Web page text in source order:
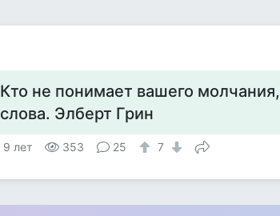
Кто не понимает вашего
слова. Элберт Грин
9 лет 353 25 7